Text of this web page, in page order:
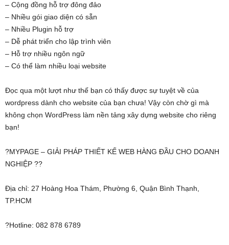
– Cộng đồng hỗ trợ đông đảo
– Nhiều gói giao diện có sẵn
– Nhiều Plugin hỗ trợ
– Dễ phát triển cho lập trình viên
– Hỗ trợ nhiều ngôn ngữ
– Có thể làm nhiều loại website
Đọc qua một lượt như thế bạn có thấy được sự tuyệt về của
wordpress dành cho website của bạn chưa! Vậy còn chờ gì mà
không chọn WordPress làm nền tảng xây dựng website cho riêng
bạn!
?MYPAGE – GIẢI PHÁP THIẾT KẾ WEB HÀNG ĐẦU CHO DOANH
NGHIỆP ??
Địa chỉ: 27 Hoàng Hoa Thám, Phường 6, Quận Bình Thạnh,
TP.HCM
?Hotline: 082 878 6789